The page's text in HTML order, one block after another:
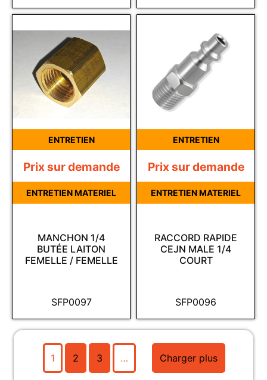
ENTRETIEN
SFP0097
MANCHON 1/4
BUTÉE LAITON
FEMELLE / FEMELLE
Prix sur demande
ENTRETIEN MATERIEL
ENTRETIEN
SFP0096
RACCORD RAPIDE
CEJN MALE 1/4
COURT
Prix sur demande
ENTRETIEN MATERIEL
1 2 3 … Charger plus